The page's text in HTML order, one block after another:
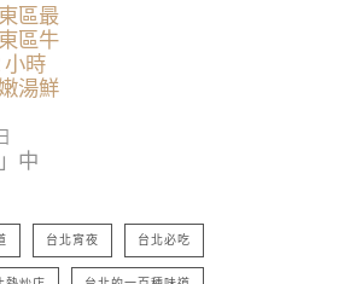
區最
區牛
小時
湯鮮
中
台北宵夜 台北必吃